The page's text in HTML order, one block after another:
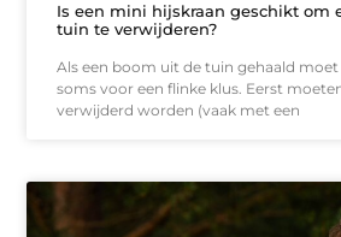
Is een mini hijskraan geschikt om
tuin te verwijderen?
Als een boom uit de tuin gehaald
soms voor een flinke klus. Eerst
verwijderd worden (vaak met een